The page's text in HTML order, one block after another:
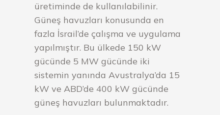
üretiminde de kullanılabilinir.
Güneş havuzları konusunda en
fazla İsrail’de çalışma ve uygulama
yapılmıştır. Bu ülkede 150 kW
gücünde 5 MW gücünde iki
sistemin yanında Avustralya’da 15
kW ve ABD’de 400 kW gücünde
güneş havuzları bulunmaktadır.